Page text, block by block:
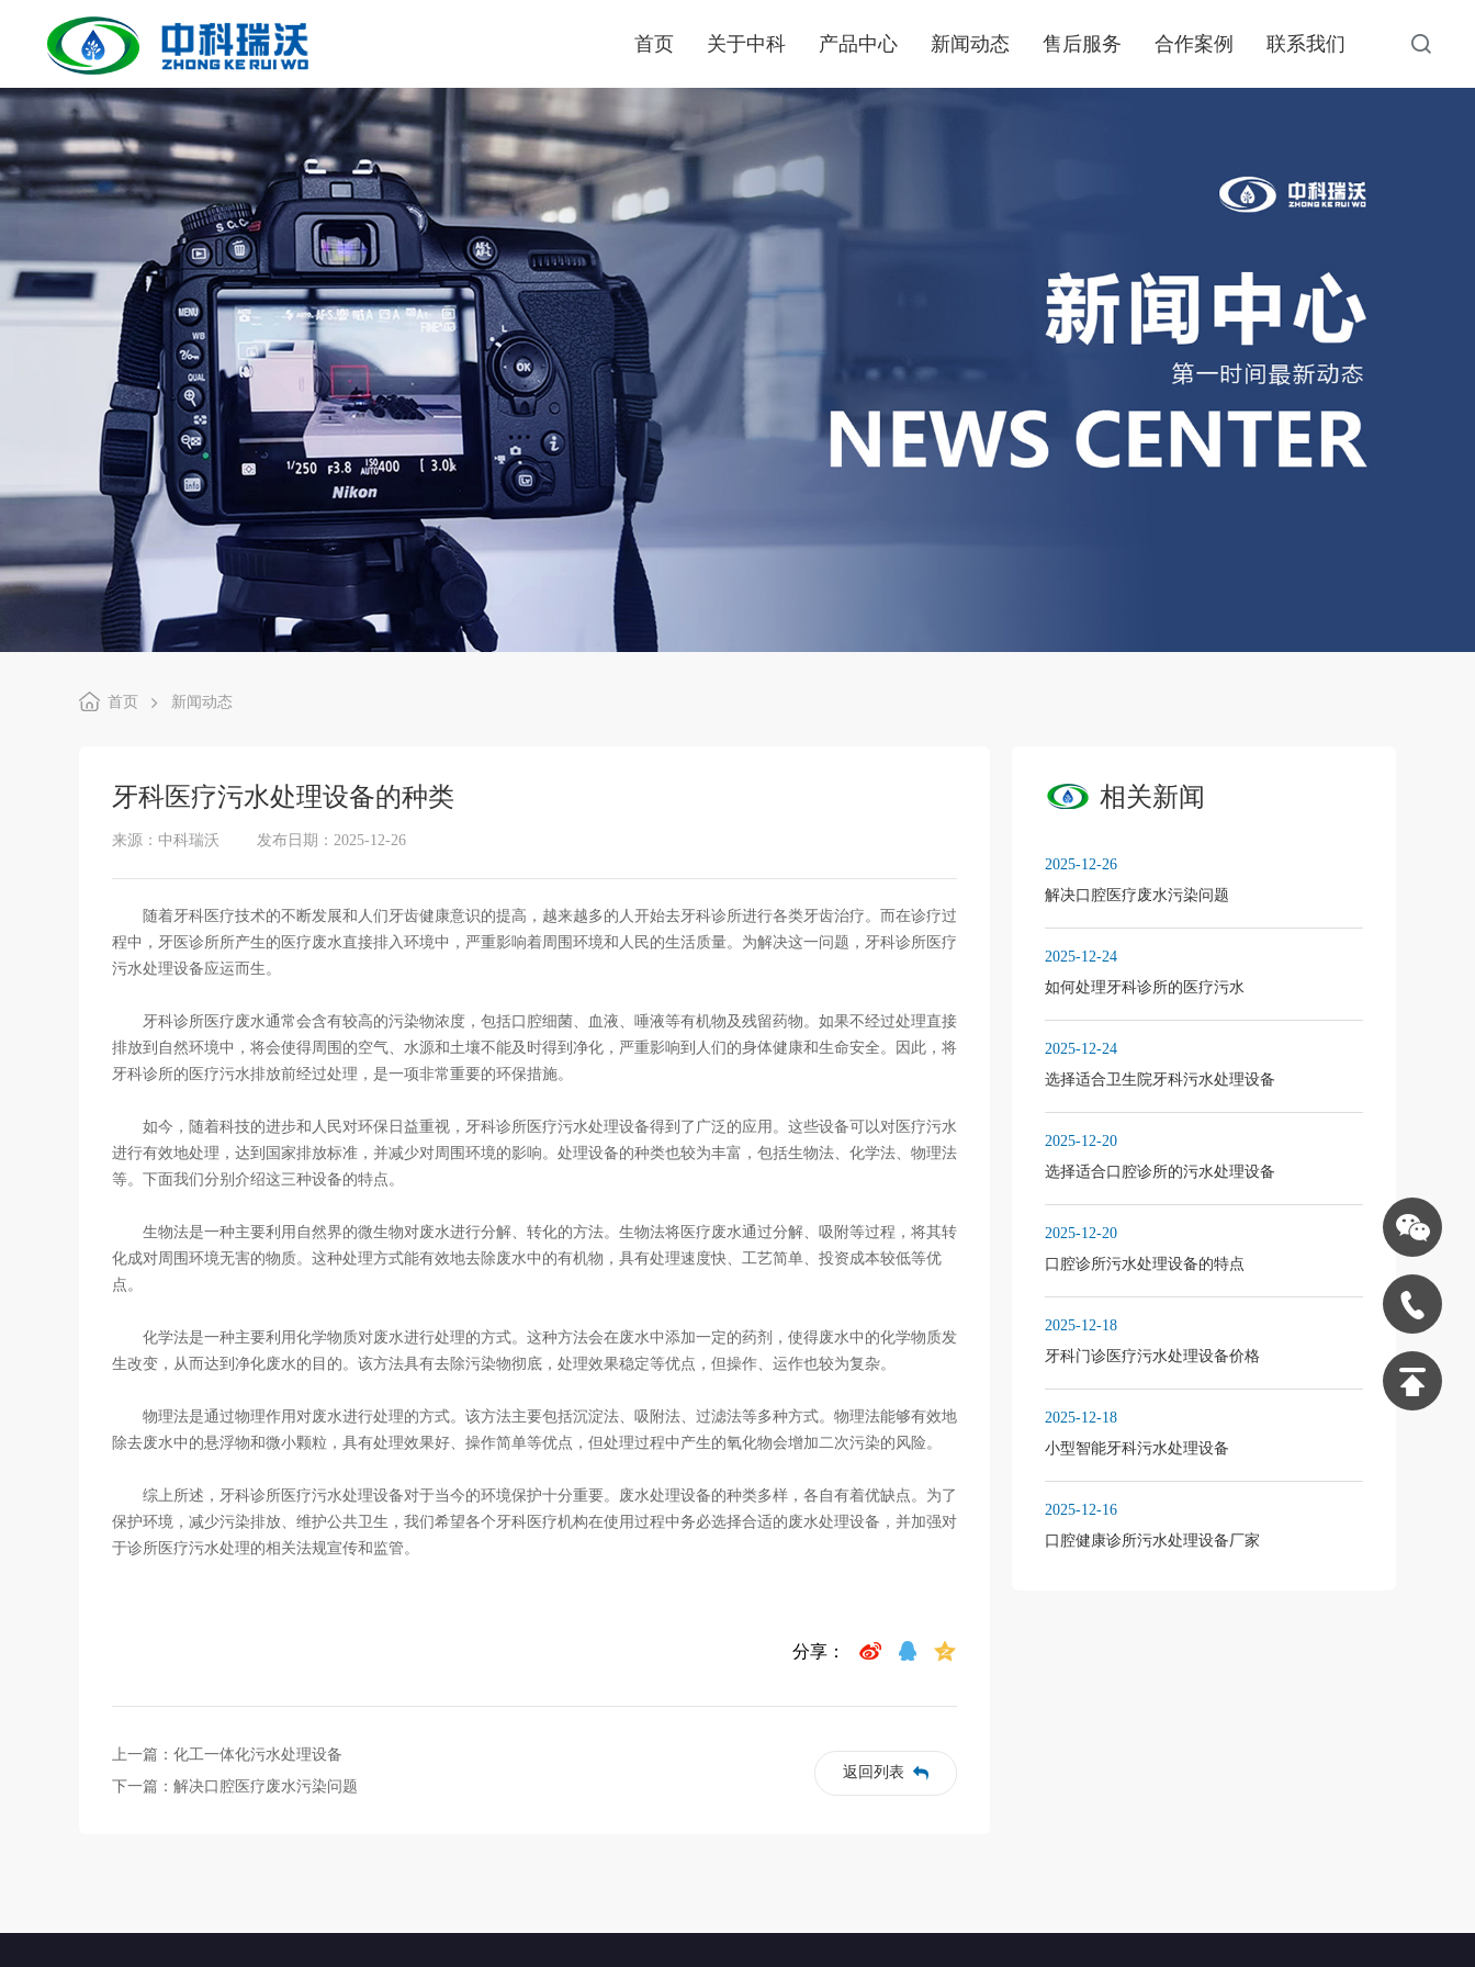
首页 关于中科
合作伙伴
人才招聘
公司简介 企业文化
产品中心
实验室污水处理设备
实验室污水处理设备具有技术先进、流程合理、自动
化程度高、无需专人值守、处理效果好、达标排放、
操作管理方便、外形美观、占地面积小等优点。
了解更多
医疗污水处理设备
医疗污水处理设备具有技术先进、流程合理、自动化
程度高、无需专人值守、处理效果好、达标排放、操
作管理方便、外形美观、占地面积小等优点。
了解更多
地埋式一体化医疗污水处理设备的工艺必须确保处理
后的出水水质符合标准，主要采用的三种工艺是：加
了解更多
新闻动态 售后服务 合作案例 联系我们
首页 新闻动态
牙科医疗污水处理设备的种类
来源：中科瑞沃 发布日期：2025-12-26
随着牙科医疗技术的不断发展和人们牙齿健康意识的提高，越来越多的人开始去牙科诊所进行各类牙齿治疗。而在诊疗过
程中，牙医诊所所产生的医疗废水直接排入环境中，严重影响着周围环境和人民的生活质量。为解决这一问题，牙科诊所医疗
污水处理设备应运而生。
牙科诊所医疗废水通常会含有较高的污染物浓度，包括口腔细菌、血液、唾液等有机物及残留药物。如果不经过处理直接
排放到自然环境中，将会使得周围的空气、水源和土壤不能及时得到净化，严重影响到人们的身体健康和生命安全。因此，将
牙科诊所的医疗污水排放前经过处理，是一项非常重要的环保措施。
如今，随着科技的进步和人民对环保日益重视，牙科诊所医疗污水处理设备得到了广泛的应用。这些设备可以对医疗污水
进行有效地处理，达到国家排放标准，并减少对周围环境的影响。处理设备的种类也较为丰富，包括生物法、化学法、物理法
等。下面我们分别介绍这三种设备的特点。
生物法是一种主要利用自然界的微生物对废水进行分解、转化的方法。生物法将医疗废水通过分解、吸附等过程，将其转
化成对周围环境无害的物质。这种处理方式能有效地去除废水中的有机物，具有处理速度快、工艺简单、投资成本较低等优
点。
化学法是一种主要利用化学物质对废水进行处理的方式。这种方法会在废水中添加一定的药剂，使得废水中的化学物质发
生改变，从而达到净化废水的目的。该方法具有去除污染物彻底，处理效果稳定等优点，但操作、运作也较为复杂。
物理法是通过物理作用对废水进行处理的方式。该方法主要包括沉淀法、吸附法、过滤法等多种方式。物理法能够有效地
除去废水中的悬浮物和微小颗粒，具有处理效果好、操作简单等优点，但处理过程中产生的氧化物会增加二次污染的风险。
综上所述，牙科诊所医疗污水处理设备对于当今的环境保护十分重要。废水处理设备的种类多样，各自有着优缺点。为了
保护环境，减少污染排放、维护公共卫生，我们希望各个牙科医疗机构在使用过程中务必选择合适的废水处理设备，并加强对
于诊所医疗污水处理的相关法规宣传和监管。
分享：
上一篇： 化工一体化污水处理设备
下一篇： 解决口腔医疗废水污染问题
返回列表
相关新闻
2025-12-26
解决口腔医疗废水污染问题
2025-12-24
如何处理牙科诊所的医疗污水
2025-12-24
选择适合卫生院牙科污水处理设备
2025-12-20
选择适合口腔诊所的污水处理设备
2025-12-20
口腔诊所污水处理设备的特点
2025-12-18
牙科门诊医疗污水处理设备价格
2025-12-18
小型智能牙科污水处理设备
2025-12-16
口腔健康诊所污水处理设备厂家